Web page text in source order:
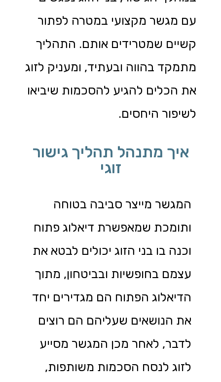
עם מגשר מקצועי במטרה לפתור
קשיים שמטרידים אותם. התהליך
מתמקד בהווה ובעתיד, ומעניק לזוג
את הכלים להגיע להסכמות שיביאו
לשיפור היחסים.
איך מתנהל תהליך גישור
זוגי
המגשר מייצר סביבה בטוחה
ותומכת שמאפשרת דיאלוג פתוח
וכנה בו בני הזוג יכולים לבטא את
עצמם בחופשיות ובביטחון, מתוך
הדיאלוג הפתוח הם מגדירים יחד
את הנושאים שעליהם הם רוצים
לדבר, לאחר מכן המגשר מסייע
לזוג לנסח הסכמות משותפות,